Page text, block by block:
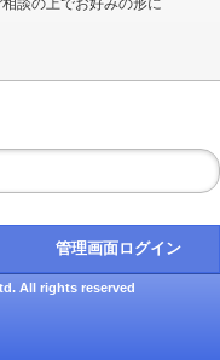
談の上でお好みの形に
管理画面ログイン
All rights reserved